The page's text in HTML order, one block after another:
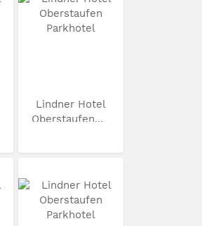
Lindner Hotel
Oberstaufen...